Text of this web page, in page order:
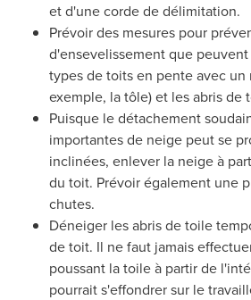
et d'une corde de délimitation.
Prévoir des mesures pour
d'ensevelissement que
types de toits en pente avec un
exemple, la tôle) et les abris de
Puisque le détachement
importantes de neige peut se
inclinées, enlever la neige à
du toit. Prévoir également une
chutes.
Déneiger les abris de toile
de toit. Il ne faut jamais
poussant la toile à partir de
pourrait s'effondrer sur le